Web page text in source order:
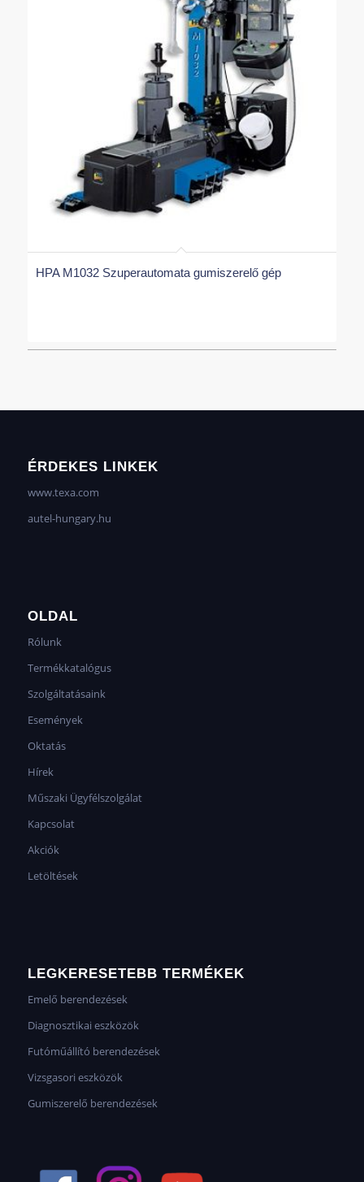
HPA M1032 Szuperautomata gumiszerelő gép
ÉRDEKES LINKEK
www.texa.com
autel-hungary.hu
OLDAL
Rólunk
Termékkatalógus
Szolgáltatásaink
Események
Oktatás
Hírek
Műszaki Ügyfélszolgálat
Kapcsolat
Akciók
Letöltések
LEGKERESETEBB TERMÉKEK
Emelő berendezések
Diagnosztikai eszközök
Futóműállító berendezések
Vizsgasori eszközök
Gumiszerelő berendezések